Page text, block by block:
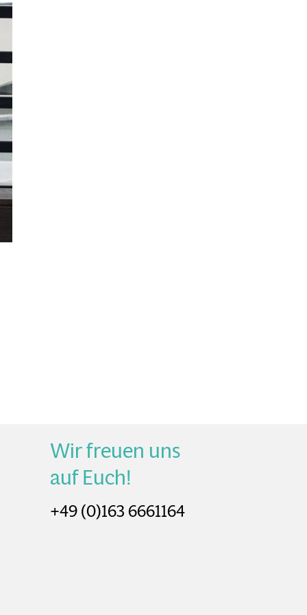
Wir freuen uns
auf Euch!
+49 (0)163 6661164